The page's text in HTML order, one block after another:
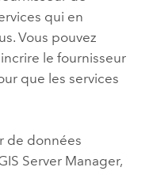
qui en
Vous pouvez
le fournisseur
que les services
de données
Server Manager,